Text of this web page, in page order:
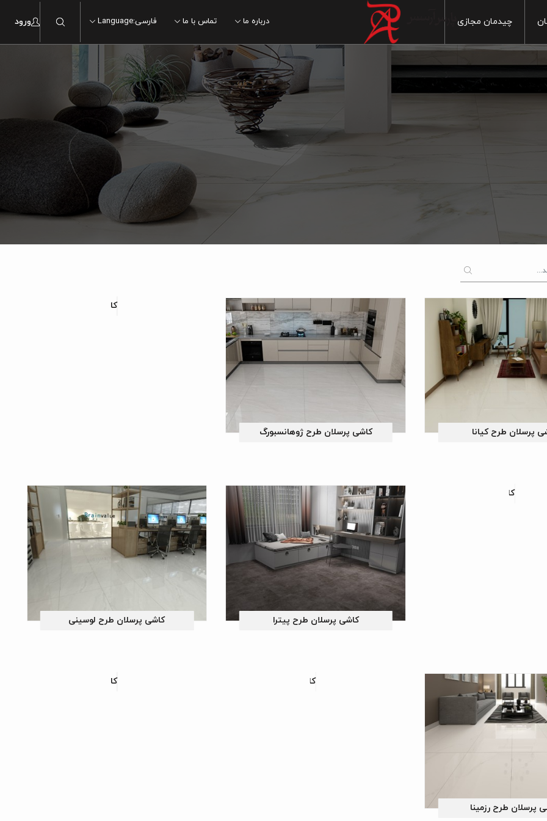
ماربل
سنگ
چیدمان مجازی درباره ما تماس با ما فارسی:
Language ورود
ماربل
چوب
سنتی
ماربل
سنگ
چوب
مدرن
سنتی
پرسلان طرح کیانا کاشی پرسلان طرح ژوهانسبورگ
کاشی پرسلان طرح مارگارت
کاشی پرسلان طرح دایان
کاشی پرسلان طرح پیترا کاشی پرسلان طرح لوسینی
پرسلان طرح رزمینا
کاشی پرسلان طرح انزو کاشی پرسلان طرح هیراژ